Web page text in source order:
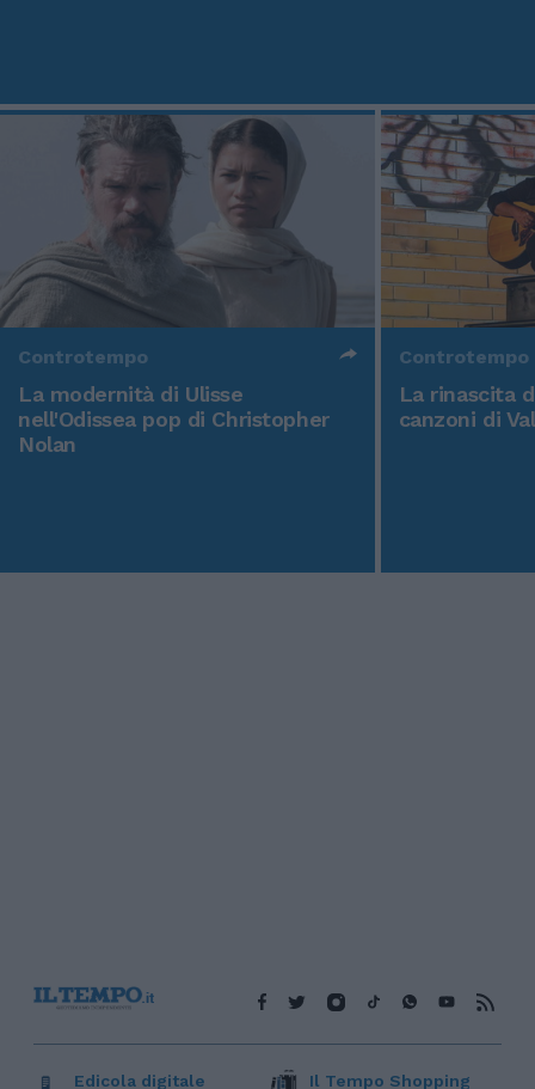
Controtempo
La modernità di Ulisse
nell'Odissea pop di Christopher
Nolan
Controtempo
La rinascita
canzoni di
Edicola digitale Il Tempo Shopping